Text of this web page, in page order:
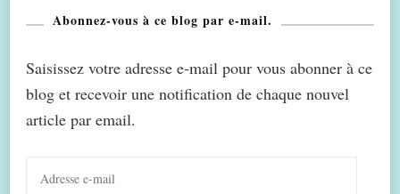
Abonnez-vous à ce blog par e-mail.
Saisissez votre adresse e-mail pour vous abonner à ce
blog et recevoir une notification de chaque nouvel
article par email.